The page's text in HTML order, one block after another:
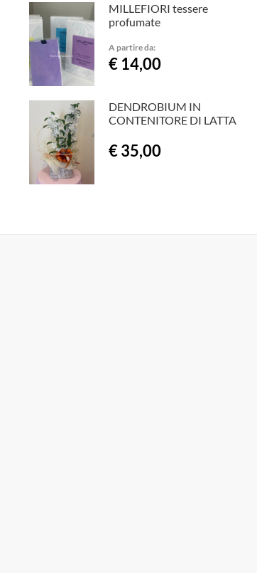
MILLEFIORI tessere
profumate
A partire da:
€ 14,00
DENDROBIUM IN
CONTENITORE DI LATTA
€ 35,00